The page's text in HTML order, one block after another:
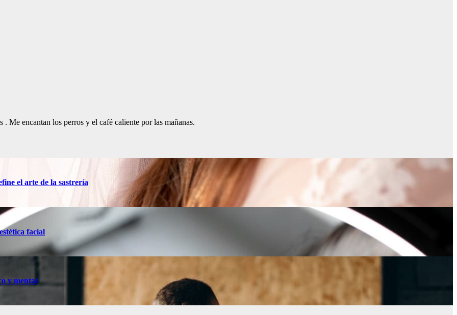
Me encantan los perros y el café caliente por las mañanas.
el arte de la sastrería
facial
y mental